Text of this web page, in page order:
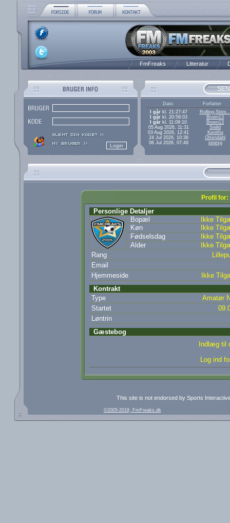
FmFreaks Litteratur
Dato
Forfatter
I gårkl. 21:27:47
Rolling-
I gårkl. 20:58:03
Broen13
I går kl. 11:09:10
Broen13
05 Aug 2026, 11:31
Snilld
03 Aug 2026, 12:41
Kenitho
24 Jul 2026, 10:36
Ottendahl
06 Jul 2026, 07:49
jonesg
Profil for:
Personlige Detaljer
Bopæl
Ikke
Køn
Ikke
Fødselsdag
Ikke
Alder
Ikke
Rang
Email
Hjemmeside
Ikke
Kontrakt
Type
Amatør
Startet
Løntrin
Gæstebog
Indlæg til
Log ind
This site is not endorsed by Sports
©2005-2018, FmFreaks.dk